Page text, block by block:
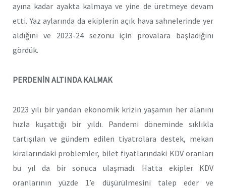
ayına kadar ayakta kalmaya ve yine de üretmeye devam
etti. Yaz aylarında da ekiplerin açık hava sahnelerinde yer
aldığını ve 2023-24 sezonu için provalara başladığını
gördük.
PERDENİN ALTINDA KALMAK
2023 yılı bir yandan ekonomik krizin yaşamın her alanını
hızla kuşattığı bir yıldı. Pandemi döneminde sıklıkla
tartışılan ve gündem edilen tiyatrolara destek, mekan
kiralarındaki problemler, bilet fiyatlarındaki KDV oranları
bu yıl da bir sonuca ulaşmadı. Hatta ekipler KDV
oranlarının yüzde 1’e düşürülmesini talep eder ve